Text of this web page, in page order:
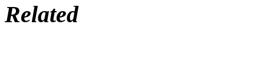
Related